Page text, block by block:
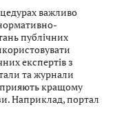
важливо
публічних
експертів з
та журнали
кращому
Наприклад, портал